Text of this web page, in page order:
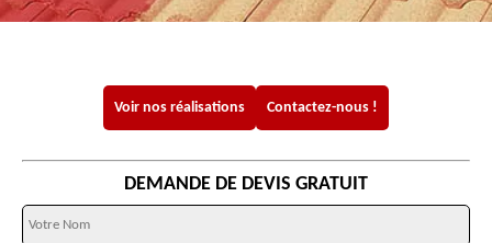
Voir nos réalisations Contactez-nous !
DEMANDE DE DEVIS GRATUIT